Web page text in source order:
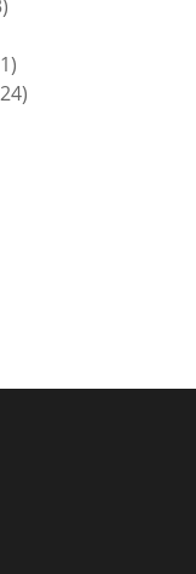
13
11
prodotto
2424